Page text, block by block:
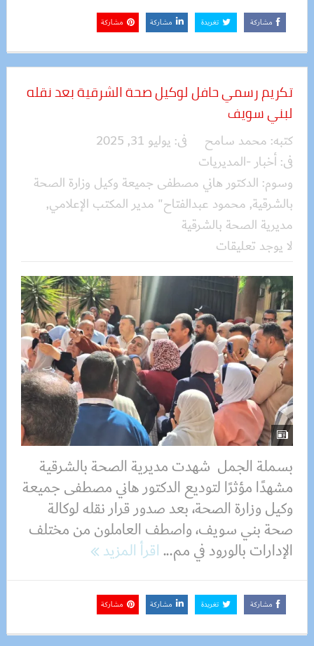
مشاركة تغريدة مشاركة مشاركة
تكريم رسمي حافل لوكيل صحة الشرقية بعد نقله
لبني سويف
كتبه: محمد سامح فى: يوليو 31, 2025
فى:أخبار -المديريات
وسوم: الدكتور هاني مصطفى جميعة وكيل وزارة الصحة
بالشرقية, محمود عبدالفتاح" مدير المكتب الإعلامي,
مديرية الصحة بالشرقية
لا يوجد تعليقات
بسملة الجمل شهدت مديرية الصحة بالشرقية
مشهدًا مؤثرًا لتوديع الدكتور هاني مصطفى جميعة
وكيل وزارة الصحة، بعد صدور قرار نقله لوكالة
صحة بني سويف، واصطف العاملون من مختلف
الإدارات بالورود في مم...اقرأ المزيد
مشاركة تغريدة مشاركة مشاركة